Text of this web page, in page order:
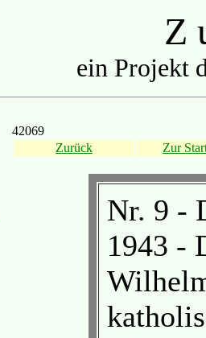
Z
ein Projekt
42069
Zurück
Zur
Nr. 9 -
1943 -